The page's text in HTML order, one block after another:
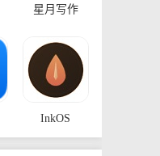
星月写作
InkOS